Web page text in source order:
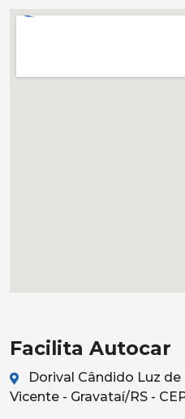
Facilita Autocar
Dorival Cândido Luz de
Vicente - Gravataí/RS -